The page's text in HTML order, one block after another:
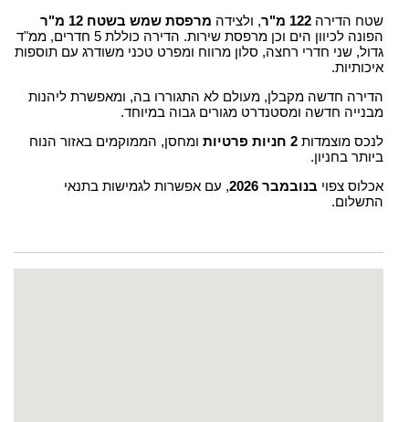
שטח הדירה 122 מ"ר , ולצידה מרפסת שמש בשטח 12 מ"ר
הפונה לכיוון הים וכן מרפסת שירות. הדירה כוללת 5 חדרים, ממ"ד
גדול, שני חדרי רחצה, סלון מרווח ומפרט טכני משודרג עם תוספות
איכותיות.
הדירה חדשה מקבלן, מעולם לא התגוררו בה, ומאפשרת ליהנות
מבנייה חדשה ומסטנדרט מגורים גבוה במיוחד.
לנכס מוצמדות 2 חניות פרטיות
ומחסן, הממוקמים באזור הנוח
ביותר בחניון.
אכלוס צפוי בנובמבר 2026
, עם אפשרות לגמישות בתנאי
התשלום.